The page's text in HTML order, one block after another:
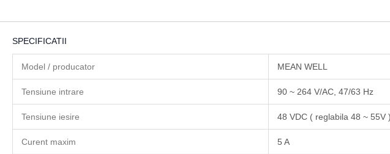
SPECIFICATII
Model / producator MEAN WELL
Tensiune intrare 90 ~ 264 V/AC, 47/63 Hz
Tensiune iesire 48 VDC ( reglabila 48 ~ 55V )
Curent maxim 5 A